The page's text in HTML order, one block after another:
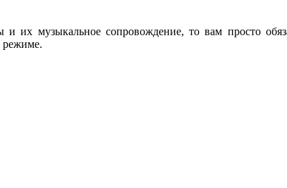
музыкальное сопровождение, то вам просто
режиме.